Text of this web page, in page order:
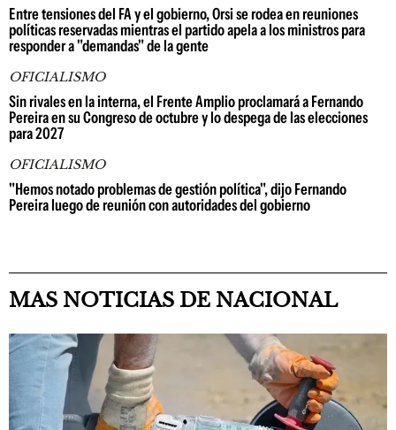
Entre tensiones del FA y el gobierno, Orsi se rodea en reuniones
políticas reservadas mientras el partido apela a los ministros para
responder a "demandas" de la gente
OFICIALISMO
Sin rivales en la interna, el Frente Amplio proclamará a Fernando
Pereira en su Congreso de octubre y lo despega de las elecciones
para 2027
OFICIALISMO
"Hemos notado problemas de gestión política", dijo Fernando
Pereira luego de reunión con autoridades del gobierno
MAS NOTICIAS DE NACIONAL